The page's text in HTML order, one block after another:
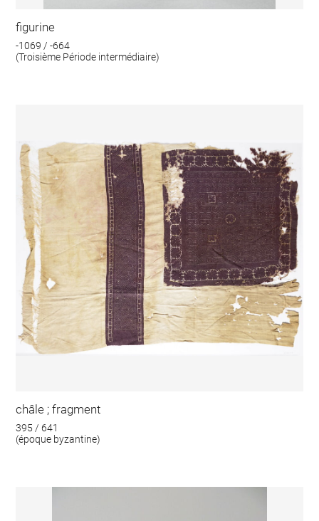
figurine
-1069 / -664
(Troisième Période intermédiaire)
châle ; fragment
395 / 641
(époque byzantine)